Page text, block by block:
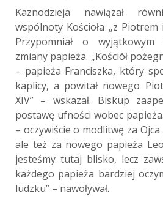
Kaznodzieja nawiązał
wspólnoty Kościoła „z Piotrem
Przypomniał o wyjątkowym
zmiany papieża. „Kościół
– papieża Franciszka, który
kaplicy, a powitał nowego
XIV” – wskazał. Biskup
postawę ufności wobec
– oczywiście o modlitwę za
ale też za nowego papieża
jesteśmy tutaj blisko, lecz
każdego papieża bardziej
ludzku” – nawoływał.